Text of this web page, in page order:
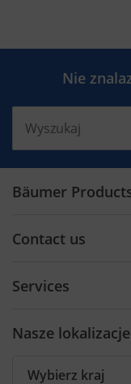
Nie
Bäumer
Software
Contact us
Contact form
Services
Spare parts
Nasze